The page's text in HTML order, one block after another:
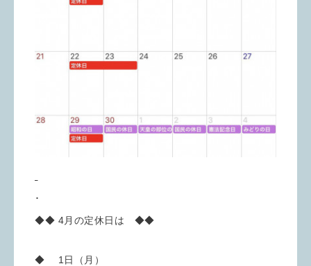
･
◆◆ 4月の定休日は ◆◆
◆ 1日（月）